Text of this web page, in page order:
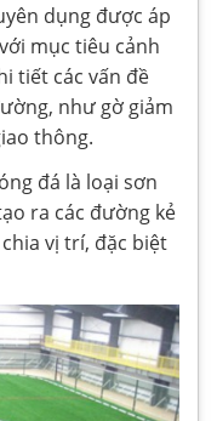
dụng được áp
mục tiêu cảnh
tiết các vấn đề
như gờ giảm
thông.
đá là loại sơn
ra các đường kẻ
vị trí, đặc biệt